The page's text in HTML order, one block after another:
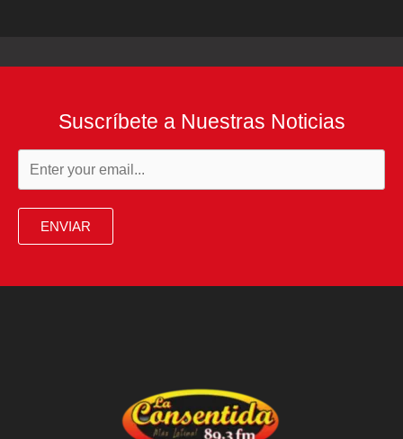
Suscríbete a Nuestras Noticias
ENVIAR